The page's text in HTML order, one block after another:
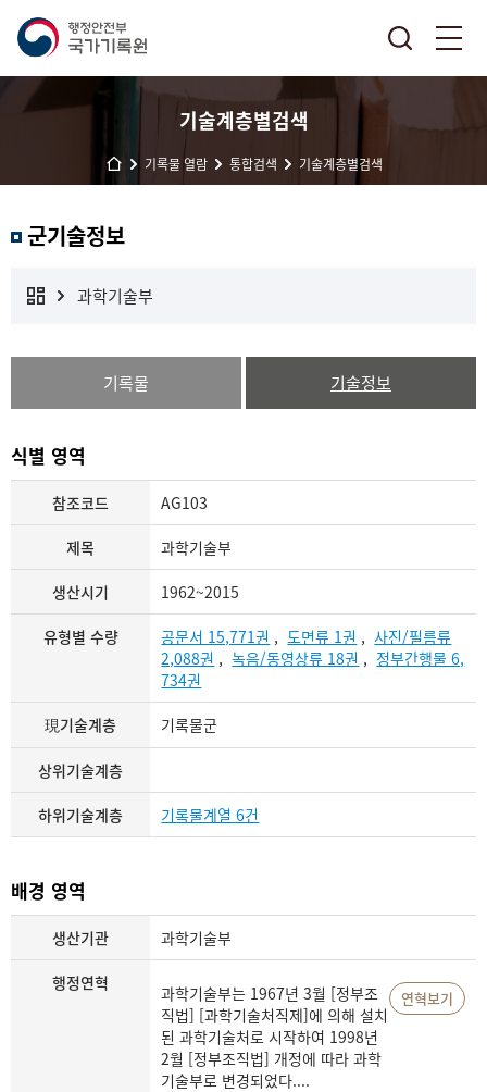
기술계층별검색
기록물 열람 통합검색 기술계층별검색
군기술정보
과학기술부
기록물 기술정보
식별 영역
참조코드 AG103
제목 과학기술부
생산시기 1962~2015
유형별 수량 공문서 15,771권 ,도면류 1권 ,사진/필름류
2,088권 ,녹음/동영상류 18권 , 정부간행물 6,
734권
現기술계층 기록물군
상위기술계층
하위기술계층 기록물계열 6건
배경 영역
생산기관 과학기술부
행정연혁
과학기술부는 1967년 3월 [정부조
직법] [과학기술처직제]에 의해 설치
된 과학기술처로 시작하여 1998년
2월 [정부조직법] 개정에 따라 과학
기술부로 변경되었다....
연혁보기